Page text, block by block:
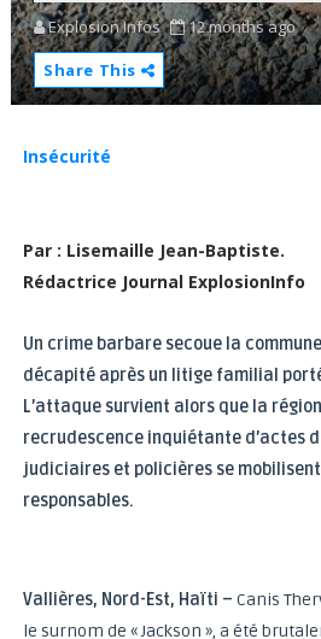
Explosion Infos
12 months ago
Share This
Insécurité
Par : Lisemaille Jean-Baptiste.
Rédactrice Journal ExplosionInfo
Un crime barbare secoue la
décapité après un litige familial
L’attaque survient alors que la
recrudescence inquiétante d’actes
judiciaires et policières se
responsables.
Vallières, Nord-Est, Haïti – Canis
le surnom de « Jackson », a été